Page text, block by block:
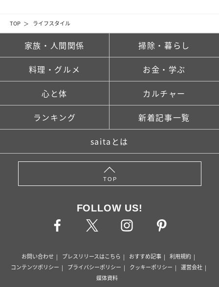
TOP ライフスタイル
家族・人間関係 掃除・暮らし
料理・グルメ お金・学ぶ
心と体 カルチャー
ランキング 新着記事一覧
saitaとは
TOP
FOLLOW US!
お問い合わせ プレスリリースはこちら おすすめ記事
利用規約
コンテンツポリシー
プライバシーポリシー クッキーポリシー
運営会社
媒体資料